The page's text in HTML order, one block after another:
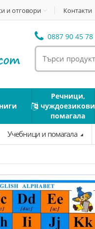
и отговори Контакти
0887 90 45 78
Речници,
чуждоезикови
помагала
Учебници и помагала